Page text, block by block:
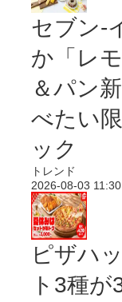
セブン‐
か「レ
＆パン
べたい
ック
トレンド
2026-08-03 11:30
ピザハ
ト3種が